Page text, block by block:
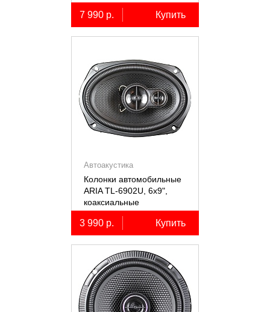
7 990 р. Купить
Автоакустика
Колонки автомобильные
ARIA TL-6902U, 6х9",
коаксиальные
трёхполосные, 2 шт.
3 990 р. Купить